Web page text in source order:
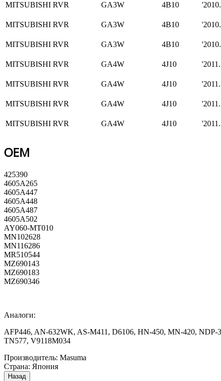
MITSUBISHI RVR GA3W 4B10
MITSUBISHI RVR GA3W 4B10
MITSUBISHI RVR GA3W 4B10
MITSUBISHI RVR GA4W 4J10
MITSUBISHI RVR GA4W 4J10
MITSUBISHI RVR GA4W 4J10
MITSUBISHI RVR GA4W 4J10
OEM
425390
4605A265
4605A447
4605A448
4605A487
4605A502
AY060-MT010
MN102628
MN116286
MR510544
MZ690143
MZ690183
MZ690346
Аналоги:
AFP446, AN-632WK, AS-M411, D6106, HN-450, MN-420, NDP-
TN577, V9118M034
Производитель: Masuma
Страна: Япония